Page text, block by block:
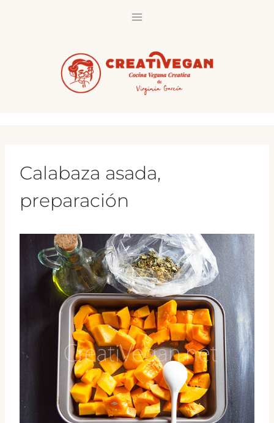
Calabaza asada,
preparación